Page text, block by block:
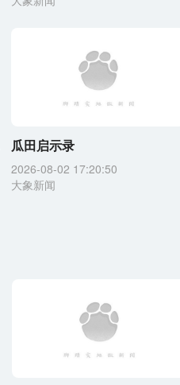
瓜田启示录
2026-08-02 17:20:50
大象新闻